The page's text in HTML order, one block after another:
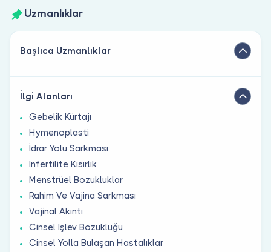
Uzmanlıklar
Başlıca Uzmanlıklar
İlgi Alanları
Gebelik Kürtajı
Hymenoplasti
İdrar Yolu Sarkması
İnfertilite Kısırlık
Menstrüel Bozukluklar
Rahim Ve Vajina Sarkması
Vajinal Akıntı
Cinsel İşlev Bozukluğu
Cinsel Yolla Bulaşan Hastalıklar